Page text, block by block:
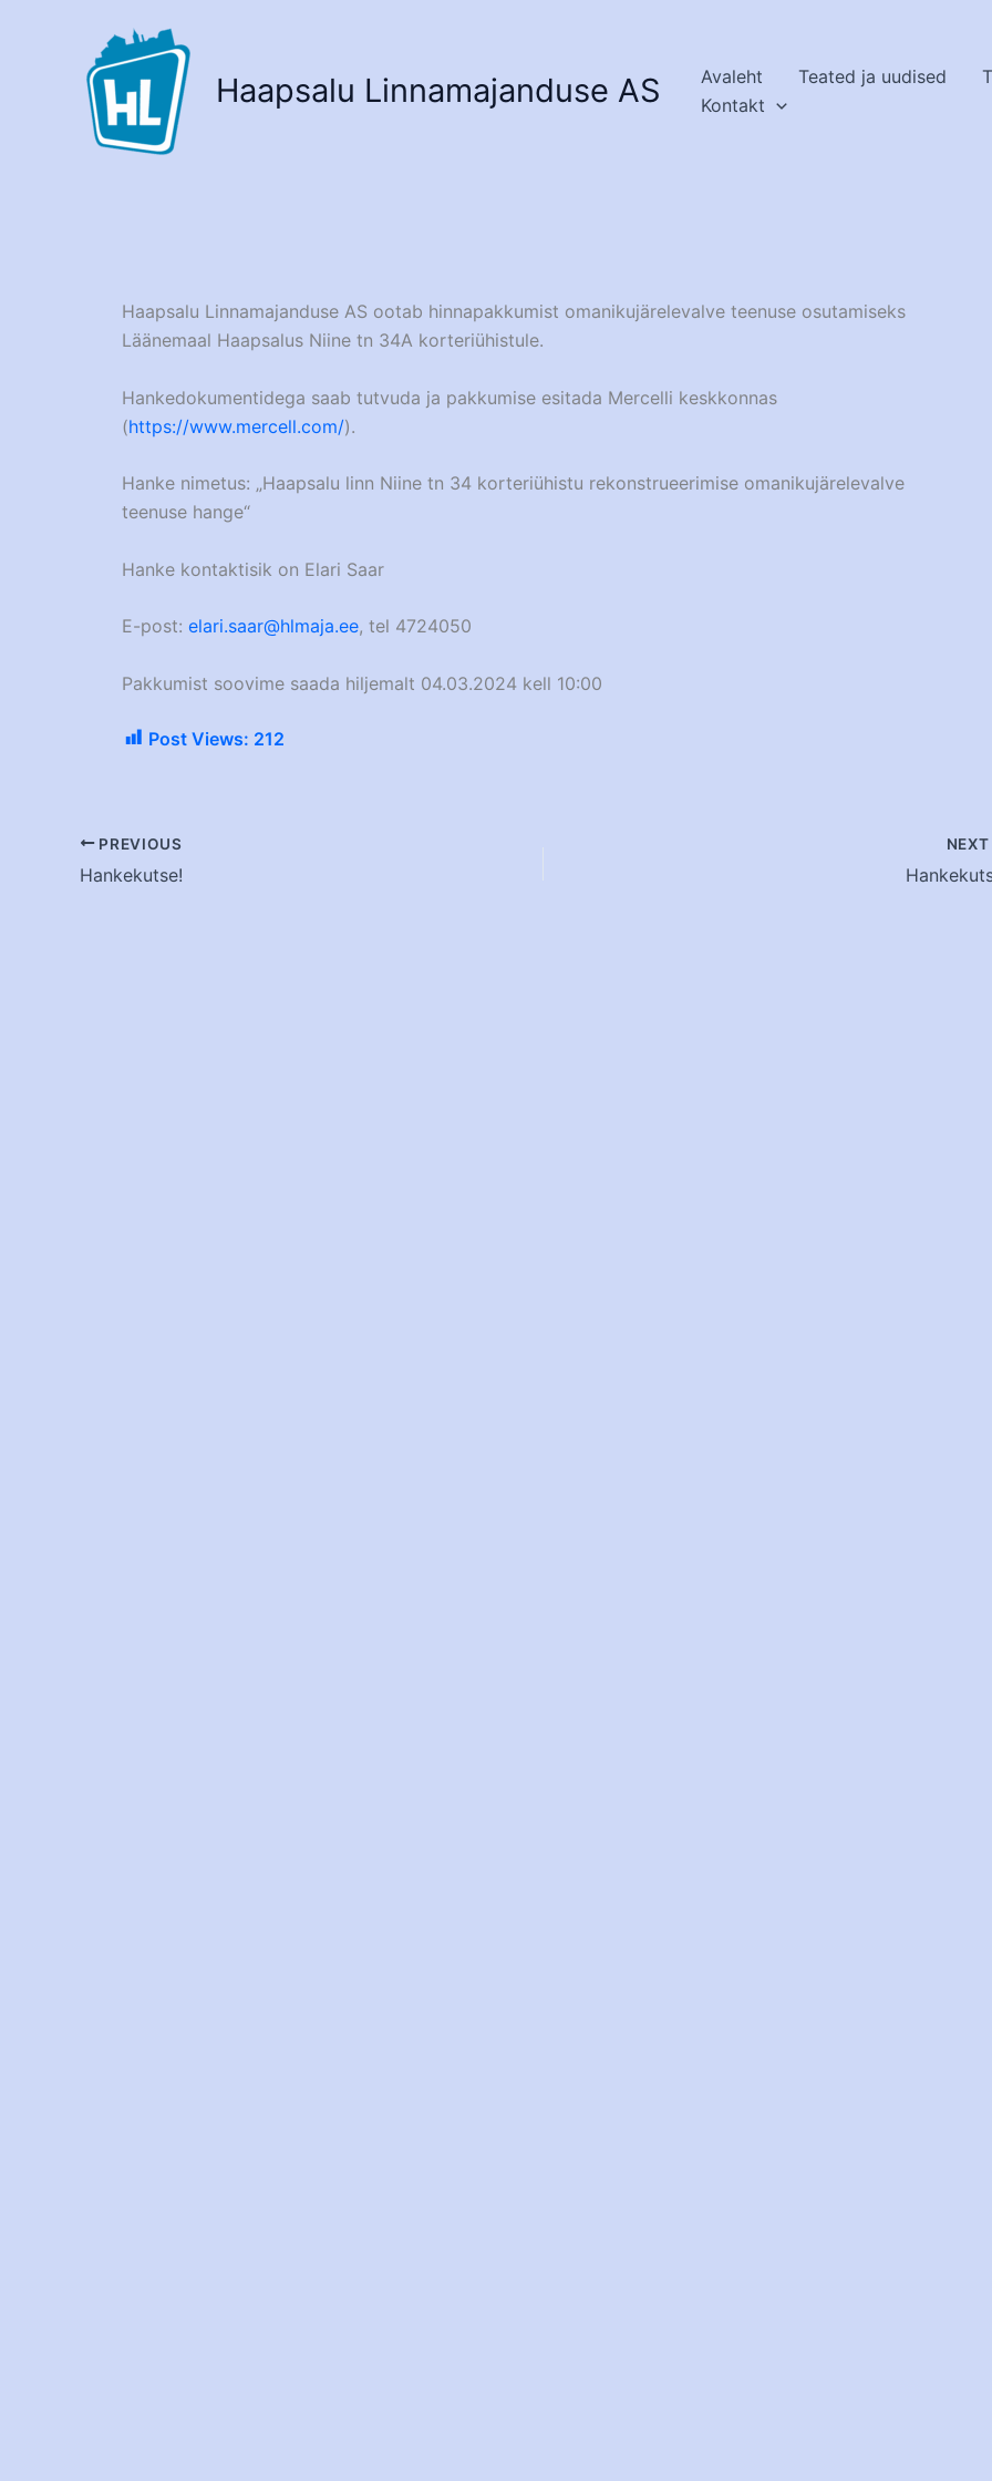
Haapsalu Linnamajanduse AS Avaleht Teated ja uudised
Kontakt
Haapsalu Linnamajanduse AS ootab hinnapakkumist omanikujärelevalve teenuse osutamiseks
Läänemaal Haapsalus Niine tn 34A korteriühistule.
Hankedokumentidega saab tutvuda ja pakkumise esitada Mercelli keskkonnas
(https://www.mercell.com/).
Hanke nimetus: „Haapsalu linn Niine tn 34 korteriühistu rekonstrueerimise omanikujärelevalve
teenuse hange“
Hanke kontaktisik on Elari Saar
E-post: elari.saar@hlmaja.ee, tel 4724050
Pakkumist soovime saada hiljemalt 04.03.2024 kell 10:00
Post Views: 212
PREVIOUS
Hankekutse!
NEXT